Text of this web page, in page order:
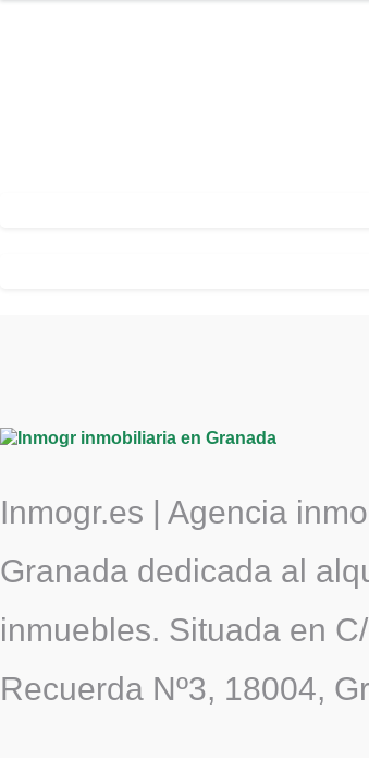
Inmogr.es | Agencia
Granada dedicada al
inmuebles. Situada en
Recuerda Nº3, 18004,